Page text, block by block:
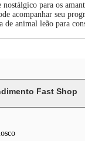
para os
seu
animal leão para
Fast Shop